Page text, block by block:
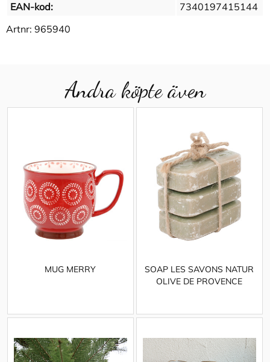
EAN-kod:
7340197415144
Artnr: 965940
Andra köpte även
MUG MERRY
SOAP LES SAVONS NATUR
OLIVE DE PROVENCE